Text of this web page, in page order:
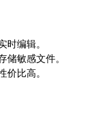
时编辑。
储敏感文件。
价比高。